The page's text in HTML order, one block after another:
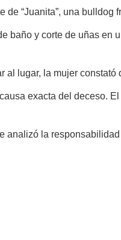
“Juanita”, una bulldog
baño y corte de uñas en
lugar, la mujer
exacta del deceso.
la